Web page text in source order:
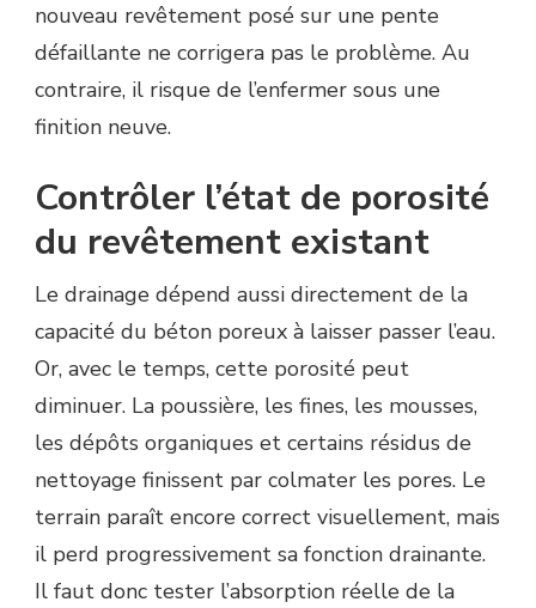
nouveau revêtement posé sur une pente
défaillante ne corrigera pas le problème. Au
contraire, il risque de l’enfermer sous une
finition neuve.
Contrôler l’état de porosité
du revêtement existant
Le drainage dépend aussi directement de la
capacité du béton poreux à laisser passer l’eau.
Or, avec le temps, cette porosité peut
diminuer. La poussière, les fines, les mousses,
les dépôts organiques et certains résidus de
nettoyage finissent par colmater les pores. Le
terrain paraît encore correct visuellement, mais
il perd progressivement sa fonction drainante.
Il faut donc tester l’absorption réelle de la